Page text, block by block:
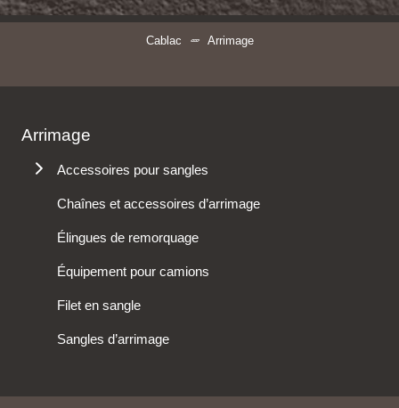
Cablac Arrimage
Arrimage
Accessoires pour sangles
Crochets
Divers
Chaînes et accessoires d’arrimage
Élingues de remorquage
Équipement pour camions
Filet en sangle
Sangles d’arrimage